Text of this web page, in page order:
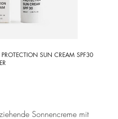
SUN CREAM SPF30
Sonnencreme mit